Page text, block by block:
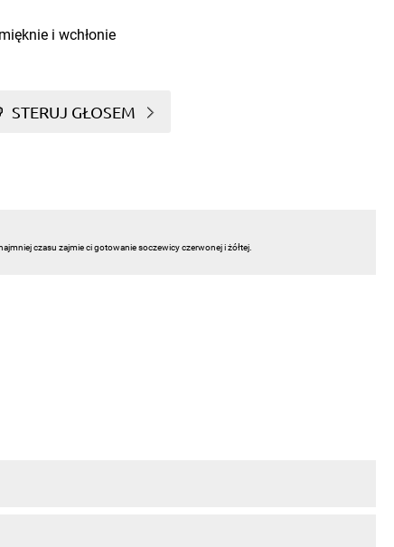
i wchłonie
STERUJ GŁOSEM
czasu zajmie ci gotowanie soczewicy czerwonej i żółtej.